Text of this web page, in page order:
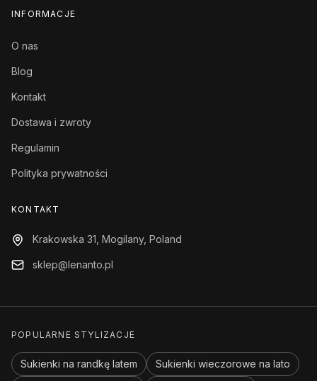
INFORMACJE
O nas
Blog
Kontakt
Dostawa i zwroty
Regulamin
Polityka prywatności
KONTAKT
Krakowska 31, Mogilany, Poland
sklep@lenanto.pl
POPULARNE STYLIZACJE
Sukienki na randkę latem Sukienki wieczorowe na lato